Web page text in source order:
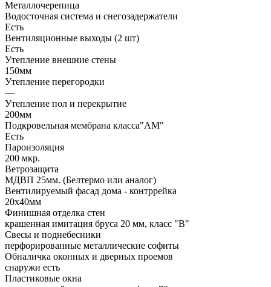
Металлочерепица
Водосточная система и снегозадержатели
Есть
Вентиляционные выходы (2 шт)
Есть
Утепление внешние стены
150мм
Утепление перегородки
—
Утепление пол и перекрытие
200мм
Подкровельная мембрана класса"АМ"
Есть
Пароизоляция
200 мкр.
Ветрозащита
МДВП 25мм. (Белтермо или аналог)
Вентилируемый фасад дома - контррейка
20х40мм
Финишная отделка стен
крашенная имитация бруса 20 мм, класс "В"
Свесы и поднебесники
перфорированные металлические софиты
Обналичка оконных и дверных проемов
снаружи есть
Пластиковые окна